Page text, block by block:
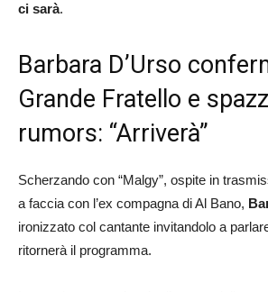
ci sarà.
Barbara D’Urso
Grande Fratello e
rumors: “Arriverà”
Scherzando con “Malgy”, ospite in
a faccia con l’ex compagna di Al Bano,
ironizzato col cantante invitandolo a
ritornerà il programma.